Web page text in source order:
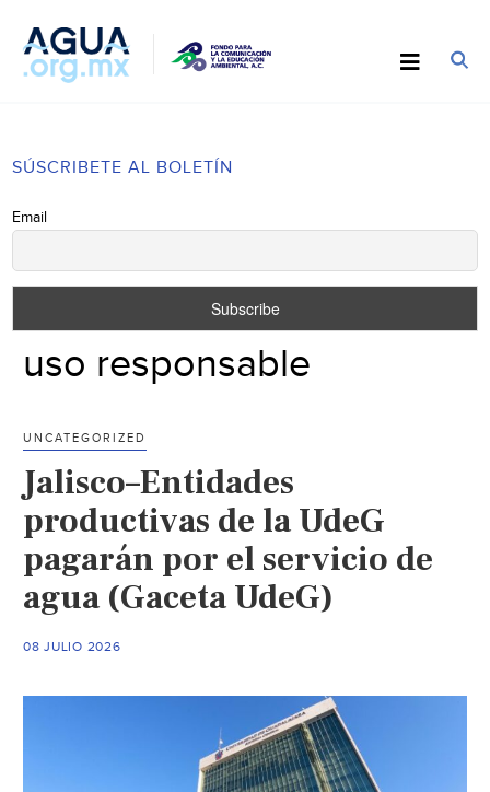
SÚSCRIBETE AL BOLETÍN
Email
uso responsable
UNCATEGORIZED
Jalisco–Entidades
productivas de la UdeG
pagarán por el servicio de
agua (Gaceta UdeG)
08 JULIO 2026